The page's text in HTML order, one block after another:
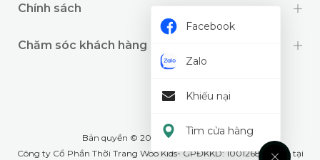
Chính sách
Chăm sóc khách hàng
Bản quyền © 2024 thuộc về Wookids
Công ty Cổ Phần Thời Trang Woo Kids- GPĐKKD: 1001268555 cấp tại
Facebook
Zalo
Khiếu nại
Tìm cửa hàng